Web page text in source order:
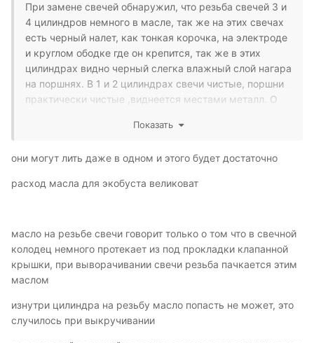
При замене свечей обнаружил, что резьба свечей 3 и
4 цилиндров немного в масле, так же на этих свечах
есть черный налет, как тонкая корочка, на электроде
и круглом ободке где он крепится, так же в этих
цилиндрах видно черный слегка влажный слой нагара
на поршнях. В 1 и 2 цилиндрах свечи чистые, поршни
практически чистые ,виднеется местами металл. О
Пробег 120 тыс. км. Расход масла в пределах 200-
марки масла. Несколько раз делал раскоксовку
около 16 везде, разброс до 0.3 кг. Что можете
Показать
они могут лить даже в одном и этого будет достаточно
расход масла для экобуста великоват
масло на резьбе свечи говорит только о том что в свечной
колодец немного протекает из под прокладки клапанной
крышки, при выворачивании свечи резьба пачкается этим
маслом
изнутри цилиндра на резьбу масло попасть не может, это
случилось при выкручивании